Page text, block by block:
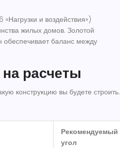
и воздействия»)
жилых домов. Золотой
обеспечивает баланс между
расчеты
конструкцию вы будете строить.
Рекомендуемый
угол